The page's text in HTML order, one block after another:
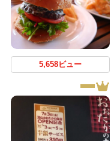
5,658ビュー